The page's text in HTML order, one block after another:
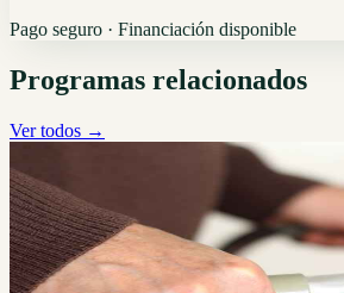
Pago seguro · Financiación disponible
Programas relacionados
Ver todos →